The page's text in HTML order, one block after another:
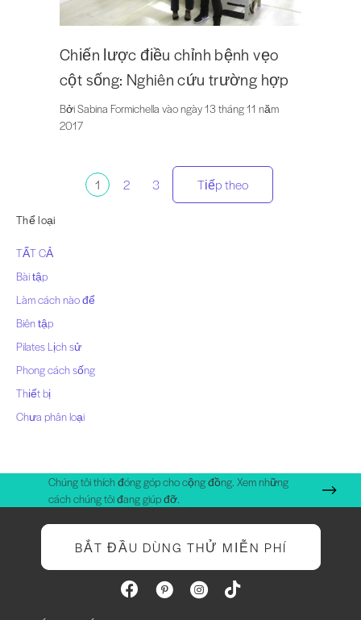
Thể loại
TẤT CẢ
Bài tập
Làm cách nào để
Biên tập
Pilates Lịch sử
Phong cách sống
Thiết bị
Chưa phân loại
Chiến lược điều chỉnh bệnh vẹo
cột sống: Nghiên cứu trường hợp
Bởi Sabina Formichella vào ngày 13 tháng 11 năm
2017
trang
bài
viết
1 2 3 Tiếp theo
Chúng tôi thích đóng góp cho cộng đồng. Xem những
cách chúng tôi đang giúp đỡ.
BẮT ĐẦU DÙNG THỬ MIỄN PHÍ